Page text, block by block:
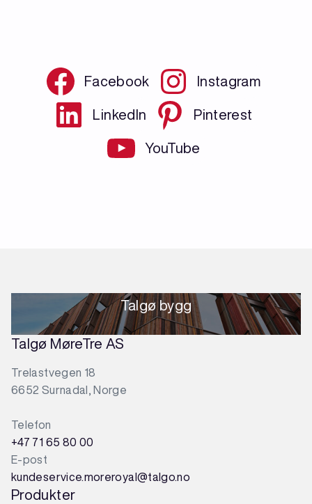
Facebook Instagram
LinkedIn Pinterest
YouTube
Talgø bygg
Talgø MøreTre AS
Trelastvegen 18
6652 Surnadal, Norge
Telefon
+47 71 65 80 00
E-post
kundeservice.moreroyal@talgo.no
Produkter